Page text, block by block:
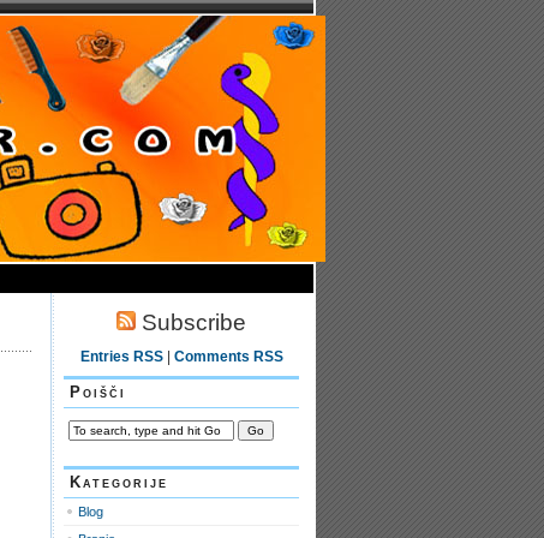
Subscribe
Entries RSS| Comments RSS
Poišči
Kategorije
Blog